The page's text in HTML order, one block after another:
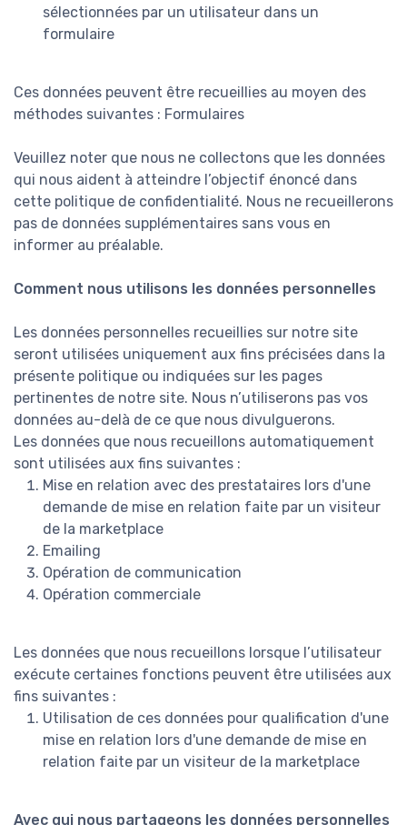
sélectionnées par un utilisateur dans un
formulaire
Ces données peuvent être recueillies au moyen des
méthodes suivantes : Formulaires
Veuillez noter que nous ne collectons que les données
qui nous aident à atteindre l’objectif énoncé dans
cette politique de confidentialité. Nous ne recueillerons
pas de données supplémentaires sans vous en
informer au préalable.
Comment nous utilisons les données personnelles
Les données personnelles recueillies sur notre site
seront utilisées uniquement aux fins précisées dans la
présente politique ou indiquées sur les pages
pertinentes de notre site. Nous n’utiliserons pas vos
données au-delà de ce que nous divulguerons.
Les données que nous recueillons automatiquement
sont utilisées aux fins suivantes :
Mise en relation avec des prestataires lors d'une
demande de mise en relation faite par un visiteur
de la marketplace
Emailing
Opération de communication
Opération commerciale
Les données que nous recueillons lorsque l’utilisateur
exécute certaines fonctions peuvent être utilisées aux
fins suivantes :
Utilisation de ces données pour qualification d'une
mise en relation lors d'une demande de mise en
relation faite par un visiteur de la marketplace
Avec qui nous partageons les données personnelles